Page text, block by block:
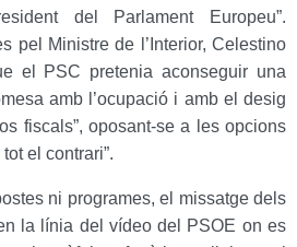
del Parlament Europeu”.
pel Ministre de l’Interior, Celestino
el PSC pretenia aconseguir una
amb l’ocupació i amb el desig
fiscals”, oposant-se a les opcions
el contrari”.
ni programes, el missatge dels
la línia del vídeo del PSOE on es